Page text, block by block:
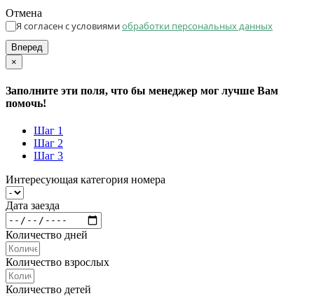
Отмена
Я согласен с условиямиобработки персональных данных
Вперед
×
Заполните эти поля, что бы менеджер мог лучше Вам
помочь!
Шаг 1
Шаг 2
Шаг 3
Интересующая категория номера
Дата заезда
Количество дней
Количество взрослых
Количество детей